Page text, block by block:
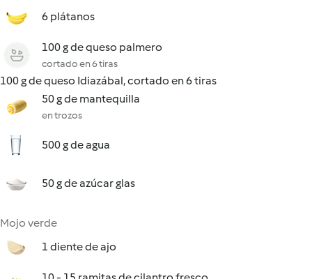
6 plátanos
100 g de queso palmero
cortado en 6 tiras
100 g de queso Idiazábal, cortado en 6 tiras
50 g de mantequilla
en trozos
500 g de agua
50 g de azúcar glas
Mojo verde
1 diente de ajo